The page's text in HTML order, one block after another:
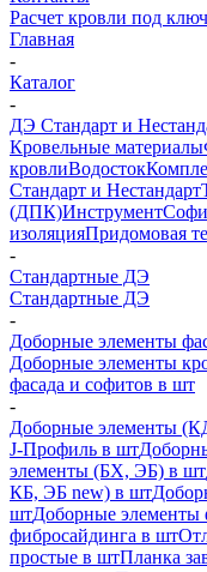
Расчет кровли под ключ
Главная
-
Каталог
-
ДЭ Стандарт и
Кровельные материалы
кровлиВодосток
Стандарт и Нестандарт
(ДПК)Инструмент
изоляцияПридомовая
-
Стандартные ДЭ
Стандартные ДЭ
-
Доборные элементы
Доборные элементы
фасада и софитов в шт
-
Доборные элементы
J-Профиль в шт
элементы (БХ, ЭБ) в шт
КБ, ЭБ new) в шт
штДоборные элементы
фибросайдинга в шт
простые в штПланка